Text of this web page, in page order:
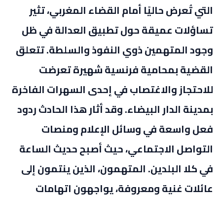
التي تُعرض حاليًا أمام القضاء المغربي، تثير
تساؤلات عميقة حول تطبيق العدالة في ظل
وجود المتهمين ذوي النفوذ والسلطة. تتعلق
القضية بمحامية فرنسية شهيرة تعرضت
للاحتجاز والاغتصاب في إحدى السهرات الفاخرة
بمدينة الدار البيضاء. وقد أثار هذا الحادث ردود
فعل واسعة في وسائل الإعلام ومنصات
التواصل الاجتماعي، حيث أصبح حديث الساعة
في كلا البلدين. المتهمون، الذين ينتمون إلى
عائلات غنية ومعروفة، يواجهون اتهامات